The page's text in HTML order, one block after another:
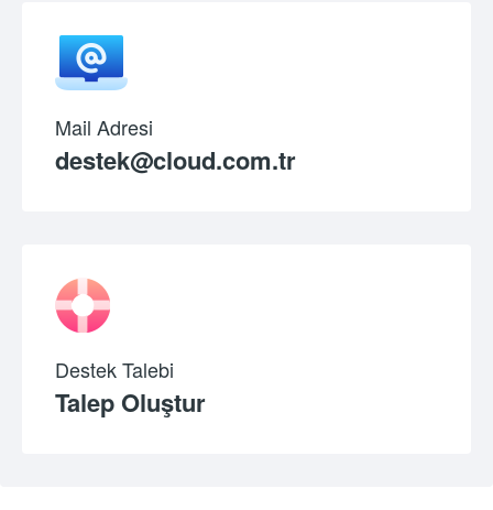
Mail Adresi
destek@cloud.com.tr
Destek Talebi
Talep Oluştur